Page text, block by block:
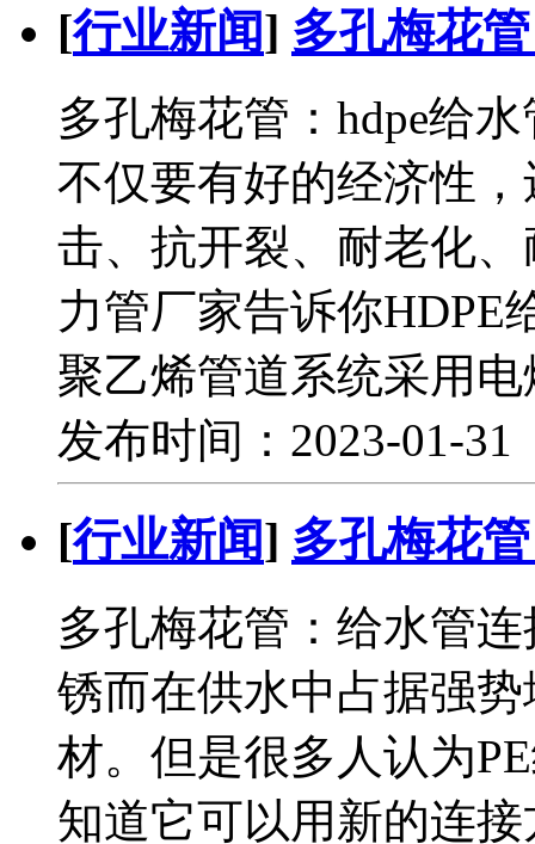
[行业新闻] 多孔梅花
多孔梅花管：hdpe给
不仅要有好的经济性
击、抗开裂、耐老化
力管厂家告诉你HDPE
聚乙烯管道系统采用
发布时间：2023-01-
[行业新闻] 多孔梅花
多孔梅花管：给水管
锈而在供水中占据强
材。但是很多人认为
知道它可以用新的连